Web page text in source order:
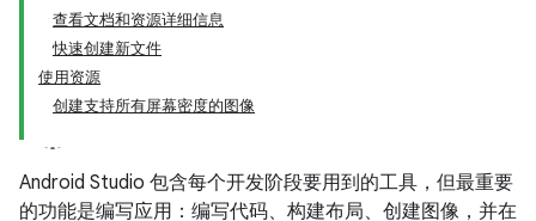
查看文档和资源详细信息
快速创建新文件
使用资源
创建支持所有屏幕密度的图像
Android Studio 包含每个开发阶段要用到的工具，但最重要
的功能是编写应用：编写代码、构建布局、创建图像，并在